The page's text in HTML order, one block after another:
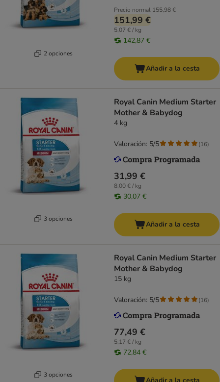
2 opciones
Precio normal 155,98 €
151,99 €
5,07 € / kg
142,87 €
Añadir a la cesta
3 opciones
Royal Canin Medium Starter
Mother & Babydog
4 kg
31,99 €
8,00 € / kg
30,07 €
Valoración: 5/5 (16)
Añadir a la cesta
3 opciones
Royal Canin Medium Starter
Mother & Babydog
15 kg
77,49 €
5,17 € / kg
72,84 €
Valoración: 5/5 (16)